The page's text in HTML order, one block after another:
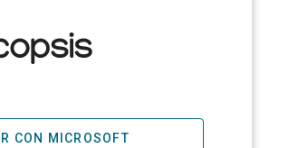
CON MICROSOFT